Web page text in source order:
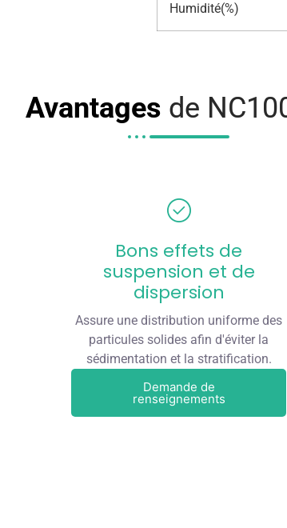
Humidité(%)
Avantages de
Bons effets de
suspension et de
dispersion
Assure une distribution uniforme des
particules solides afin d'éviter la
sédimentation et la stratification.
Demande de
renseignements